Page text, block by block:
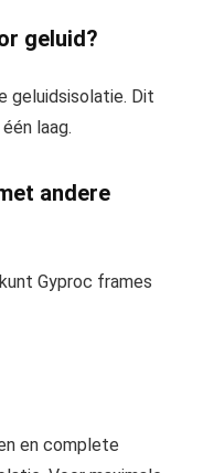
geluid?
geluidsisolatie. Dit
laag.
andere
Gyproc frames
en complete